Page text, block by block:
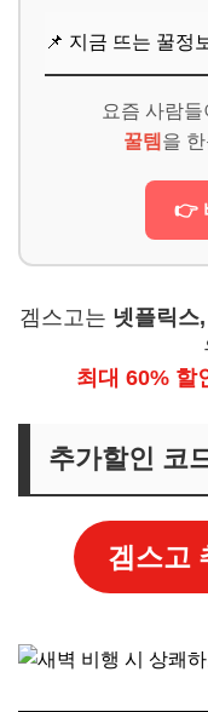
📌 지금 뜨는 꿀정
요즘 사람
꿀템 을
👉
겜스고는 넷플릭스
최대 60% 할
추가할인 코
겜스고